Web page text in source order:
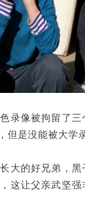
录像被拘留了
但是没能被大学
大的好兄弟，
这让父亲武坚